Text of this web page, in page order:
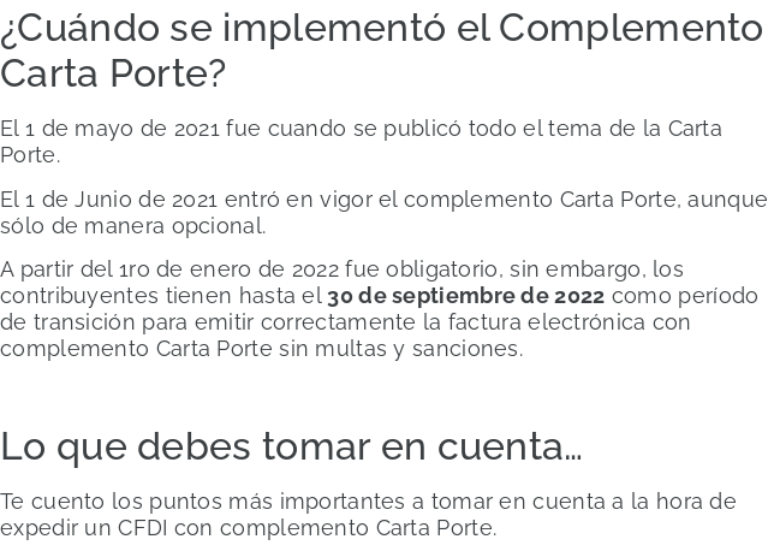
¿Cuándo se implementó el Complemento
Carta Porte?
El 1 de mayo de 2021 fue cuando se publicó todo el tema de la Carta
Porte.
El 1 de Junio de 2021 entró en vigor el complemento Carta Porte, aunque
sólo de manera opcional.
A partir del 1ro de enero de 2022 fue obligatorio, sin embargo, los
contribuyentes tienen hasta el 30 de septiembre de 2022 como período
de transición para emitir correctamente la factura electrónica con
complemento Carta Porte sin multas y sanciones.
Lo que debes tomar en cuenta…
Te cuento los puntos más importantes a tomar en cuenta a la hora de
expedir un CFDI con complemento Carta Porte.